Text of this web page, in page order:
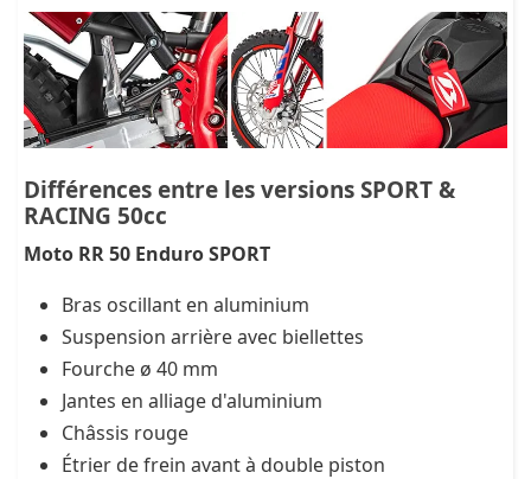
Différences entre les versions SPORT &
RACING 50cc
Moto RR 50 Enduro SPORT
Bras oscillant en aluminium
Suspension arrière avec biellettes
Fourche ø 40 mm
Jantes en alliage d'aluminium
Châssis rouge
Étrier de frein avant à double piston